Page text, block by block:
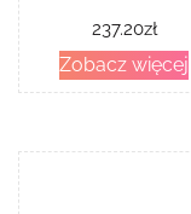
237.20zł
Zobacz więcej